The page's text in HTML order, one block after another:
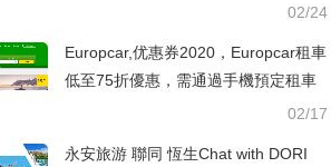
02/24
Europcar,优惠券2020，Europcar租車
低至75折優惠，需通過手機預定租車
02/17
永安旅游 聯同 恆生Chat with DORI